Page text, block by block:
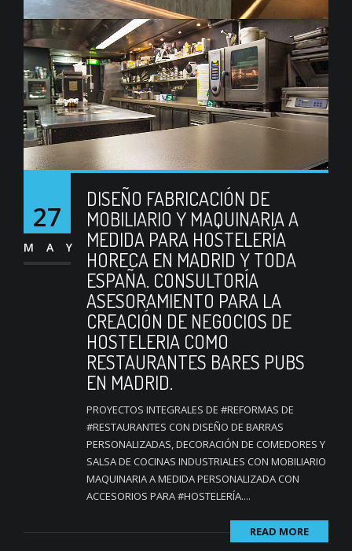
27
MAY
DISEÑO FABRICACIÓN DE
MOBILIARIO Y MAQUINARIA A
MEDIDA PARA HOSTELERÍA
HORECA EN MADRID Y TODA
ESPAÑA. CONSULTORÍA
ASESORAMIENTO PARA LA
CREACIÓN DE NEGOCIOS DE
HOSTELERIA COMO
RESTAURANTES BARES PUBS
EN MADRID.
PROYECTOS INTEGRALES DE #REFORMAS DE
#RESTAURANTES CON DISEÑO DE BARRAS
PERSONALIZADAS, DECORACIÓN DE COMEDORES Y
SALSA DE COCINAS INDUSTRIALES CON MOBILIARIO
MAQUINARIA A MEDIDA PERSONALIZADA CON
ACCESORIOS PARA #HOSTELERÍA....
READ MORE